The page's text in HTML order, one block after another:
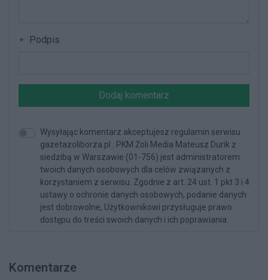
Podpis
Dodaj komentarz
Wysyłając komentarz akceptujesz regulamin serwisu
gazetazoliborza.pl . PKM Żoli Media Mateusz Durik z
siedzibą w Warszawie (01-756) jest administratorem
twoich danych osobowych dla celów związanych z
korzystaniem z serwisu. Zgodnie z art. 24 ust. 1 pkt 3 i 4
ustawy o ochronie danych osobowych, podanie danych
jest dobrowolne, Użytkownikowi przysługuje prawo
dostępu do treści swoich danych i ich poprawiania.
Komentarze